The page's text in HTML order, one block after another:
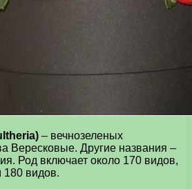
– вечнозеленых
Вересковые. Другие названия –
Род включает около 170 видов,
180 видов.